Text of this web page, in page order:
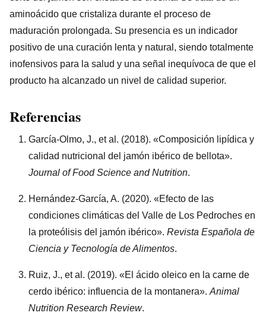
aminoácido que cristaliza durante el proceso de
maduración prolongada. Su presencia es un indicador
positivo de una curación lenta y natural, siendo totalmente
inofensivos para la salud y una señal inequívoca de que el
producto ha alcanzado un nivel de calidad superior.
Referencias
García-Olmo, J., et al. (2018). «Composición lipídica y
calidad nutricional del jamón ibérico de bellota».
Journal of Food Science and Nutrition.
Hernández-García, A. (2020). «Efecto de las
condiciones climáticas del Valle de Los Pedroches en
la proteólisis del jamón ibérico». Revista Española de
Ciencia y Tecnología de Alimentos.
Ruiz, J., et al. (2019). «El ácido oleico en la carne de
cerdo ibérico: influencia de la montanera». Animal
Nutrition Research Review.